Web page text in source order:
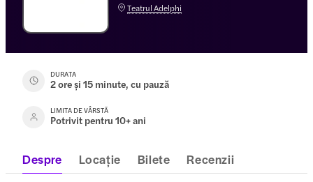
Teatrul Adelphi
DURATA
2 ore și 15 minute, cu pauză
LIMITA DE VÂRSTĂ
Potrivit pentru 10+ ani
Despre Locație Bilete Recenzii